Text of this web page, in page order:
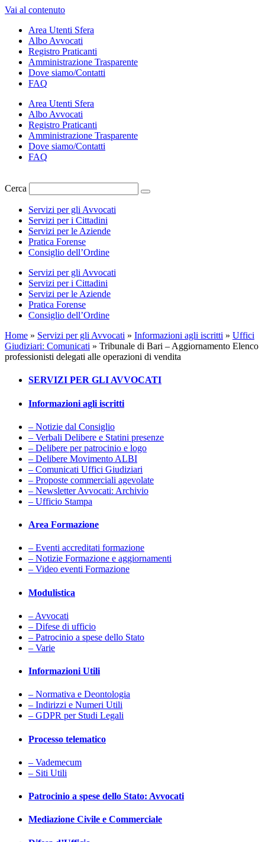
Vai al contenuto
Area Utenti Sfera
Albo Avvocati
Registro Praticanti
Amministrazione Trasparente
Dove siamo/Contatti
FAQ
Area Utenti Sfera
Albo Avvocati
Registro Praticanti
Amministrazione Trasparente
Dove siamo/Contatti
FAQ
Cerca
Servizi per gli Avvocati
Servizi per i Cittadini
Servizi per le Aziende
Pratica Forense
Consiglio dell’Ordine
Servizi per gli Avvocati
Servizi per i Cittadini
Servizi per le Aziende
Pratica Forense
Consiglio dell’Ordine
Home » Servizi per gli Avvocati » Informazioni agli iscritti » Uffici
Giudiziari: Comunicati » Tribunale di Bari – Aggiornamento Elenco
professionisti delegati alle operazioni di vendita
SERVIZI PER GLI AVVOCATI
Informazioni agli iscritti
– Notizie dal Consiglio
– Verbali Delibere e Statini presenze
– Delibere per patrocinio e logo
– Delibere Movimento ALBI
– Comunicati Uffici Giudiziari
– Proposte commerciali agevolate
– Newsletter Avvocati: Archivio
– Ufficio Stampa
Area Formazione
– Eventi accreditati formazione
– Notizie Formazione e aggiornamenti
– Video eventi Formazione
Modulistica
– Avvocati
– Difese di ufficio
– Patrocinio a spese dello Stato
– Varie
Informazioni Utili
– Normativa e Deontologia
– Indirizzi e Numeri Utili
– GDPR per Studi Legali
Processo telematico
– Vademecum
– Siti Utili
Patrocinio a spese dello Stato: Avvocati
Mediazione Civile e Commerciale